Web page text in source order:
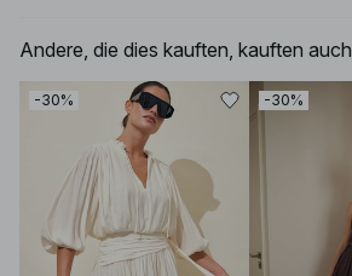
Andere, die dies kauften, kauften auch
-30% -30%